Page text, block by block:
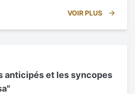
VOIR PLUS
anticipés et les syncopes